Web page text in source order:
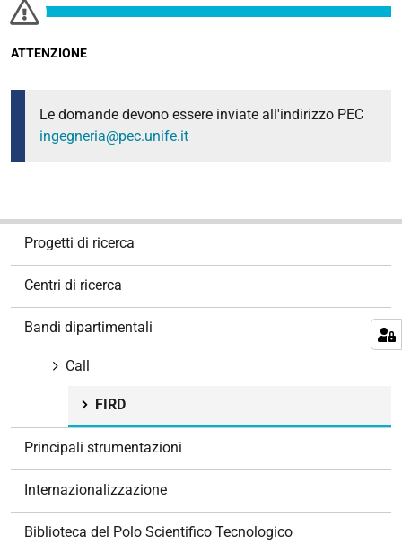
ATTENZIONE
Le domande devono essere inviate all'indirizzo PEC
ingegneria@pec.unife.it
n
Progetti di ricerca
Centri di ricerca
Bandi dipartimentali
Call
FIRD
Principali strumentazioni
Internazionalizzazione
Biblioteca del Polo Scientifico Tecnologico